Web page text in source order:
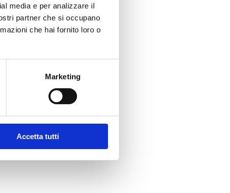
media e per analizzare il
partner che si occupano
che hai fornito loro o
Marketing
Accetta tutti
40 bollini)